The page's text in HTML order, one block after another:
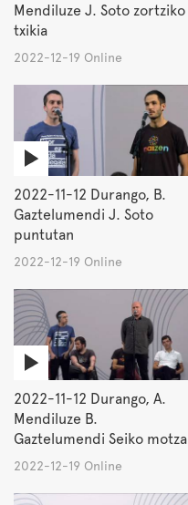
Mendiluze J. Soto zortziko
txikia
2022-12-19 Online
2022-11-12 Durango, B.
Gaztelumendi J. Soto
puntutan
2022-12-19 Online
2022-11-12 Durango, A.
Mendiluze B.
Gaztelumendi Seiko motza
2022-12-19 Online